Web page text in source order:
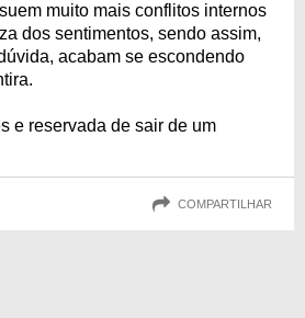
muito mais conflitos internos
dos sentimentos, sendo assim,
acabam se escondendo
e reservada de sair de um
COMPARTILHAR